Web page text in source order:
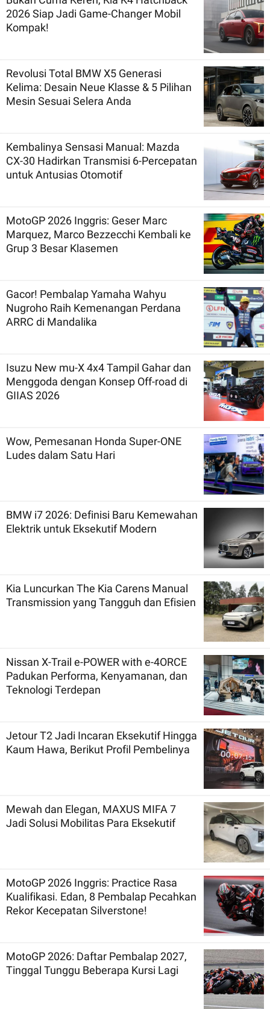
2026 Siap Jadi Game-Changer Mobil
Kompak!
Revolusi Total BMW X5 Generasi
Kelima: Desain Neue Klasse & 5 Pilihan
Mesin Sesuai Selera Anda
Kembalinya Sensasi Manual: Mazda
CX-30 Hadirkan Transmisi 6-Percepatan
untuk Antusias Otomotif
MotoGP 2026 Inggris: Geser Marc
Marquez, Marco Bezzecchi Kembali ke
Grup 3 Besar Klasemen
Gacor! Pembalap Yamaha Wahyu
Nugroho Raih Kemenangan Perdana
ARRC di Mandalika
Isuzu New mu-X 4x4 Tampil Gahar dan
Menggoda dengan Konsep Off-road di
GIIAS 2026
Wow, Pemesanan Honda Super-ONE
Ludes dalam Satu Hari
BMW i7 2026: Definisi Baru Kemewahan
Elektrik untuk Eksekutif Modern
Kia Luncurkan The Kia Carens Manual
Transmission yang Tangguh dan Efisien
Nissan X-Trail e-POWER with e-4ORCE
Padukan Performa, Kenyamanan, dan
Teknologi Terdepan
Jetour T2 Jadi Incaran Eksekutif Hingga
Kaum Hawa, Berikut Profil Pembelinya
Mewah dan Elegan, MAXUS MIFA 7
Jadi Solusi Mobilitas Para Eksekutif
MotoGP 2026 Inggris: Practice Rasa
Kualifikasi. Edan, 8 Pembalap Pecahkan
Rekor Kecepatan Silverstone!
MotoGP 2026: Daftar Pembalap 2027,
Tinggal Tunggu Beberapa Kursi Lagi